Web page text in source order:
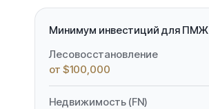
Минимум инвестиций для ПМЖ
Лесовосстановление
от $100,000
Недвижимость (FN)